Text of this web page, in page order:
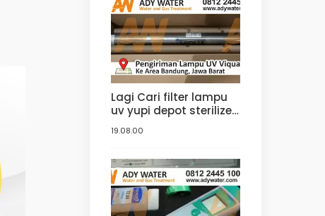
Lagi Cari filter lampu
uv yupi depot sterilizer
? Ke ady water saja,
distributor yupi lampu
sterilizer dengan
harga uv sterilizer
terbaik
19.08.00